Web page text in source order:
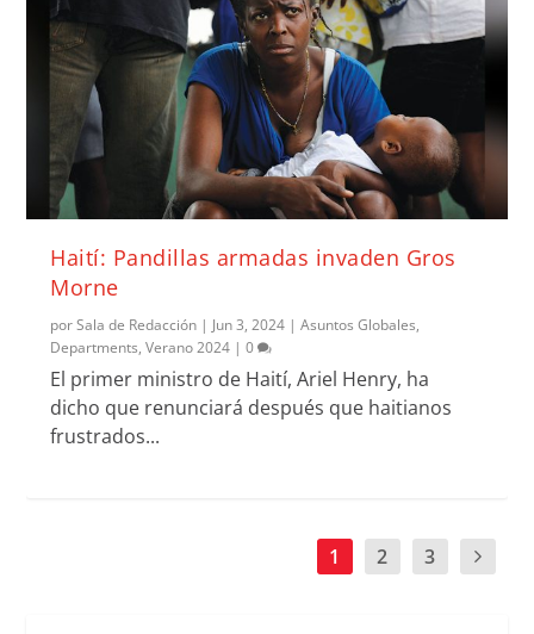
Haití: Pandillas armadas invaden Gros
Morne
porSala de Redacción | Jun 3, 2024 |Asuntos Globales,
Departments,Verano 2024 |0
El primer ministro de Haití, Ariel Henry, ha
dicho que renunciará después que haitianos
frustrados...
1 2 3